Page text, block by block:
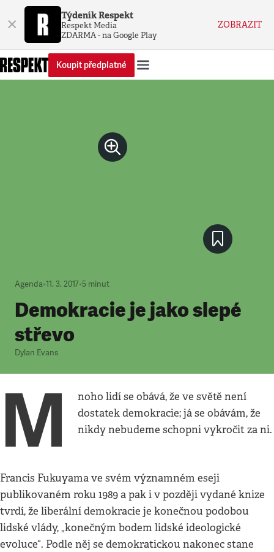
× Týdeník Respekt
Respekt Media
ZDARMA - na Google Play
ZOBRAZIT
Koupit předplatné
Agenda•11. 3. 2017•5 minut
Demokracie je jako slepé
střevo
Dylan Evans
M
noho lidí se obává, že ve světě není
dostatek demokracie; já se obávám, že
nikdy nebudeme schopni vykročit za ni.
Francis Fukuyama ve svém významném eseji
publikovaném roku 1989 a pak i v později vydané knize
tvrdí, že liberální demokracie je konečnou podobou
lidské vlády, „konečným bodem lidské ideologické
evoluce“. Podle něj se demokratickou nakonec stane